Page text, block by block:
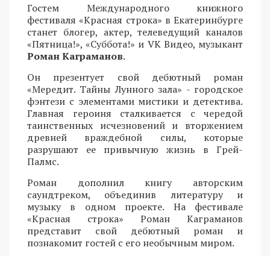
Гостем Международного книжного
фестиваля «Красная строка» в Екатеринбурге
станет блогер, актер, телеведущий каналов
«Пятница!», «Суббота!» и VK Видео, музыкант
Роман Каграманов.
Он презентует свой дебютный роман
«Мередит. Тайны Лунного зала» - городское
фэнтези с элементами мистики и детектива.
Главная героиня сталкивается с чередой
таинственных исчезновений и вторжением
древней враждебной силы, которые
разрушают ее привычную жизнь в Грей-
Палмс.
Роман дополнил книгу авторским
саундтреком, объединив литературу и
музыку в одном проекте. На фестивале
«Красная строка» Роман Каграманов
представит свой дебютный роман и
познакомит гостей с его необычным миром.